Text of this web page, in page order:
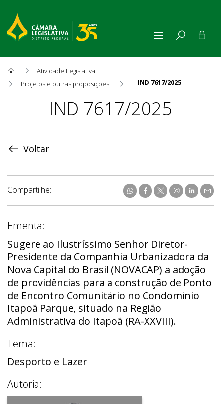
Atividade Legislativa
Projetos e outras proposições
IND 7617/2025
ProposiçãoIND 7617/2025
Voltar
Compartilhe:
Ementa:
Sugere ao Ilustríssimo Senhor Diretor-
Presidente da Companhia Urbanizadora da
Nova Capital do Brasil (NOVACAP) a adoção
de providências para a construção de Ponto
de Encontro Comunitário no Condomínio
Itapoã Parque, situado na Região
Administrativa do Itapoã (RA-XXVIII).
Tema:
Desporto e Lazer
Autoria: